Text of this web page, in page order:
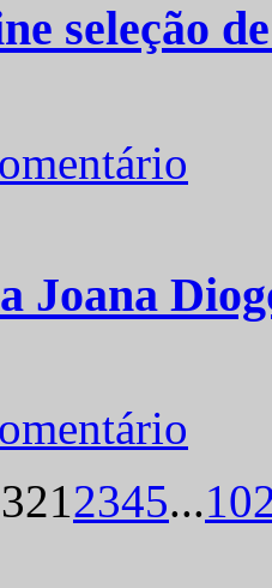
seleção
Joana
12345...10